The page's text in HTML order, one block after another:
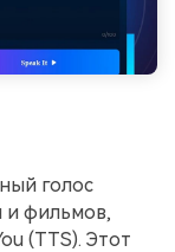
голос
и фильмов,
(TTS). Этот